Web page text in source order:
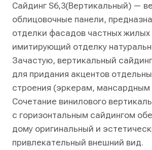
Cайдинг S6,3(Вертикальный) —
облицовочные панели,
отделки фасадов частных жилых
имитирующий отделку
Зачастую, вертикальный
для придания акцентов
строения (эркерам, мансардным
Сочетание винилового
с горизонтальным сайдингом
дому оригинальный и
привлекательный внешний вид.